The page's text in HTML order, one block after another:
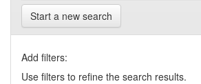
Start a new search
Add filters:
Use filters to refine the search results.